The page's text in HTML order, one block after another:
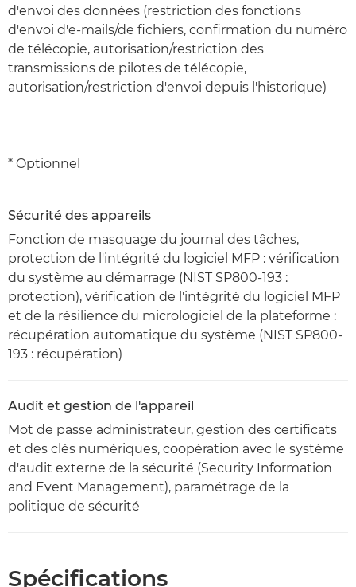
d'envoi des données (restriction des fonctions
d'envoi d'e-mails/de fichiers, confirmation du numéro
de télécopie, autorisation/restriction des
transmissions de pilotes de télécopie,
autorisation/restriction d'envoi depuis l'historique)
* Optionnel
Sécurité des appareils
Fonction de masquage du journal des tâches,
protection de l'intégrité du logiciel MFP : vérification
du système au démarrage (NIST SP800-193 :
protection), vérification de l'intégrité du logiciel MFP
et de la résilience du micrologiciel de la plateforme :
récupération automatique du système (NIST SP800-
193 : récupération)
Audit et gestion de l'appareil
Mot de passe administrateur, gestion des certificats
et des clés numériques, coopération avec le système
d'audit externe de la sécurité (Security Information
and Event Management), paramétrage de la
politique de sécurité
Spécifications